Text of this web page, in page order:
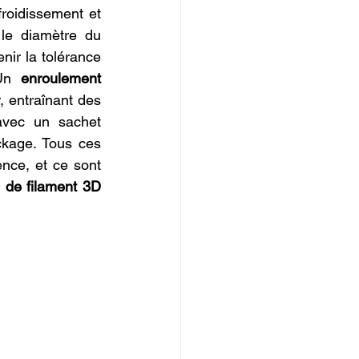
et
diamètre du
la tolérance
enroulement
entraînant des
un sachet
Tous ces
et ce sont
de filament 3D